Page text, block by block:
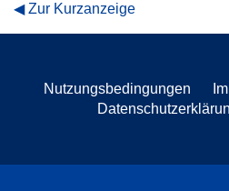
Zur Kurzanzeige
Nutzungsbedingungen